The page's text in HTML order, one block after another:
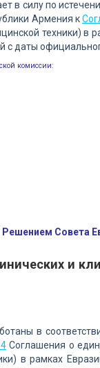
в силу по
Армения к
техники) в
с даты
комиссии:
Совета
и
в
Соглашения о
в рамках